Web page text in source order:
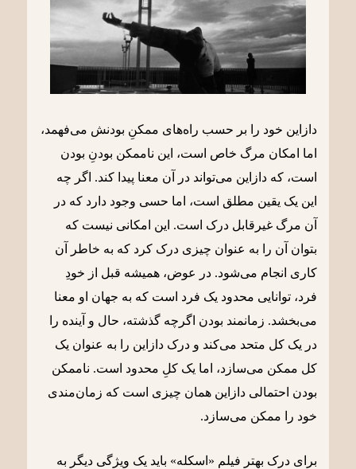
دازاین خود را بر حسب راه‌های ممکنِ بودنش می‌فهمد،
اما امکان مرگ خاص است، این ناممکن بودنِ بودن
است، که دازاین می‌تواند در آن معنا پیدا کند. اگر چه
این یک یقین مطلق است، اما حسی وجود دارد که در
آن مرگ غیرقابل درک است. این امکانی نیست که
بتوان آن را به عنوان چیزی درک کرد که به خاطر آن
کاری انجام می‌شود. در عوض، همیشه قبل از خودِ
فرد، توانایی محدود یک فرد است که به جهان او معنا
می‌بخشد. زمانمند بودن اگرچه گذشته، حال و آینده را
در یک کل متحد می‌کند و درک دازاین را به عنوان یک
کل ممکن می‌سازد، اما یک کلِ محدود است. ناممکن
بودن احتمالی دازاین همان چیزی است که زمان‌مندی
خود را ممکن می‌سازد.
برای درک بهتر فیلم «اسکله» باید یک ویژگی دیگر به